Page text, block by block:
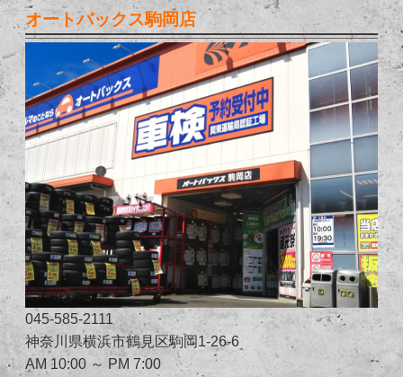
オートバックス駒岡店
045-585-2111
神奈川県横浜市鶴見区駒岡1-26-6
AM 10:00 ～ PM 7:00